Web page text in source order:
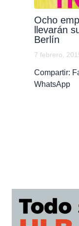
Ocho
llevarán
Berlín
7 febrero,
Compartir:
WhatsApp